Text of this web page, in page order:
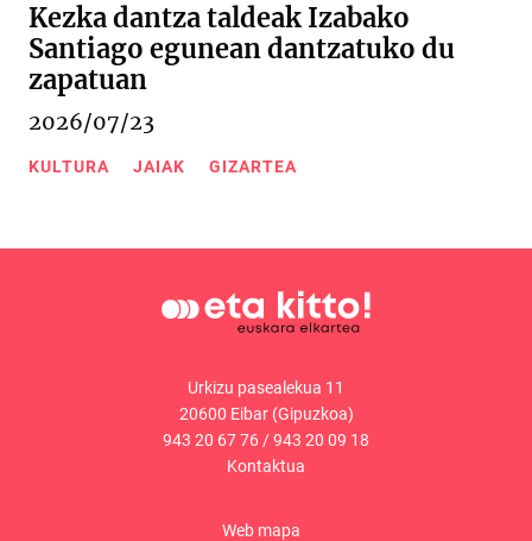
Kezka dantza taldeak Izabako
Santiago egunean dantzatuko du
zapatuan
2026/07/23
KULTURA JAIAK GIZARTEA
Urkizu pasealekua 11
20600 Eibar (Gipuzkoa)
943 20 67 76/943 20 09 18
Kontaktua
Web mapa